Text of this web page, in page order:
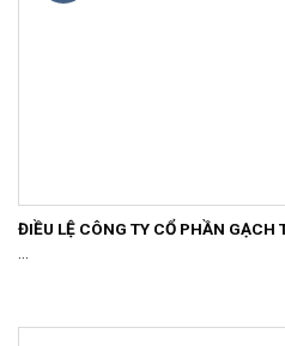
ĐIỀU LỆ CÔNG TY CỔ PHẦN GẠCH
...